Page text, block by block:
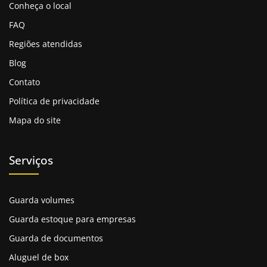
negócio familiar e cresceu mantendo seus valores de
integridade e confiabilidade.
Oferece espaços em nosso
tamanhos, para armazenar móveis, documentos e
objetos pessoais.
bens dos clientes. Comprometida com a qualidade, a
buscando superar expectativas em cada serviço
A Importância de um Guarda
móveis em BH
Conheça o local
FAQ
Regiões atendidas
Blog
Contato
Política de privacidade
Mapa do site
Serviços
Guarda volumes
Guarda estoque para empresas
Guarda de documentos
Aluguel de box